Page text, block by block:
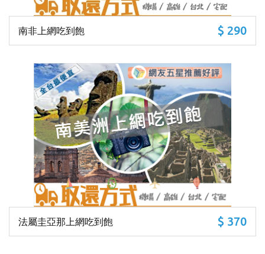
南非上網吃到飽 $ 290
法屬圭亞那上網吃到飽 $ 370